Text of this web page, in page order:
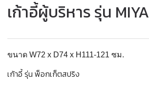
เก้าอี้ผู้บริหาร รุ่น MIYA
ขนาด W72 x D74 x H111-121 ซม.
เก้าอี้ รุ่น พ็อกเก็ตสปริง